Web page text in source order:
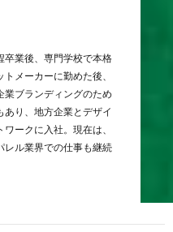
卒業後、専門学校で本格
メーカーに勤めた後、
業ブランディングのため
り、地方企業とデザイ
ークに入社。現在は、
レル業界での仕事も継続